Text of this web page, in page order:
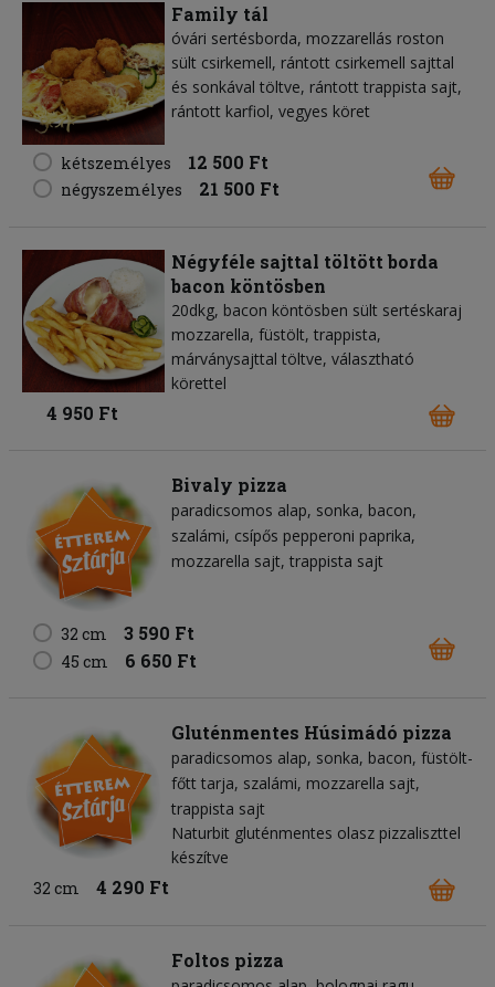
Family tál
óvári sertésborda, mozzarellás roston
sült csirkemell, rántott csirkemell sajttal
és sonkával töltve, rántott trappista sajt,
rántott karfiol, vegyes köret
kétszemélyes 12 500 Ft
négyszemélyes 21 500 Ft
Négyféle sajttal töltött borda
bacon köntösben
20dkg, bacon köntösben sült sertéskaraj
mozzarella, füstölt, trappista,
márványsajttal töltve, választható
körettel
4 950 Ft
Bivaly pizza
paradicsomos alap sonka bacon
szalámi csípős pepperoni paprika
mozzarella sajt trappista sajt
32 cm 3 590 Ft
45 cm 6 650 Ft
Gluténmentes Húsimádó pizza
paradicsomos alap sonka bacon füstölt-
főtt tarja szalámi mozzarella sajt
trappista sajt
Naturbit gluténmentes olasz pizzaliszttel
készítve
32 cm
4 290 Ft
Foltos pizza